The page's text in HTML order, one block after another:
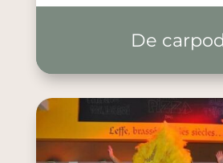
De